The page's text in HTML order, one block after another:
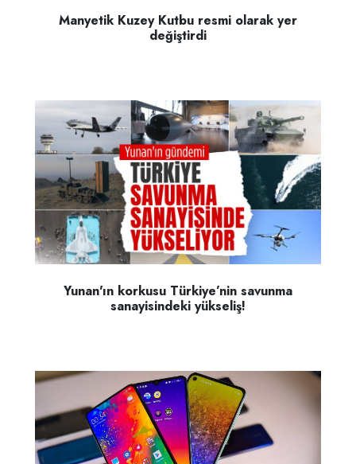
Manyetik Kuzey Kutbu resmi olarak yer
değiştirdi
Yunan'ın korkusu Türkiye’nin savunma
sanayisindeki yükseliş!